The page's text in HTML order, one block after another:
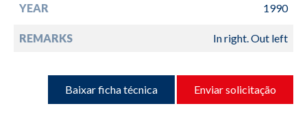
YEAR 1990
REMARKS In right. Out left
Baixar ficha técnica Enviar solicitação